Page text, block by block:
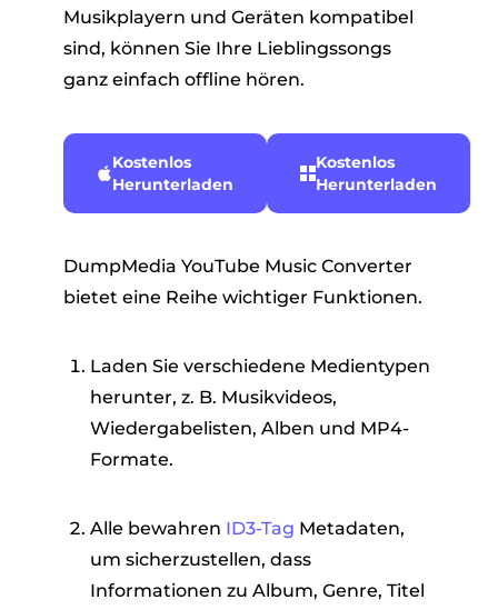
Musikplayern und Geräten kompatibel
sind, können Sie Ihre Lieblingssongs
ganz einfach offline hören.
Kostenlos
Herunterladen
Kostenlos
Herunterladen
DumpMedia YouTube Music Converter
bietet eine Reihe wichtiger Funktionen.
Laden Sie verschiedene Medientypen
herunter, z. B. Musikvideos,
Wiedergabelisten, Alben und MP4-
Formate.
Alle bewahren ID3-Tag Metadaten,
um sicherzustellen, dass
Informationen zu Album, Genre, Titel